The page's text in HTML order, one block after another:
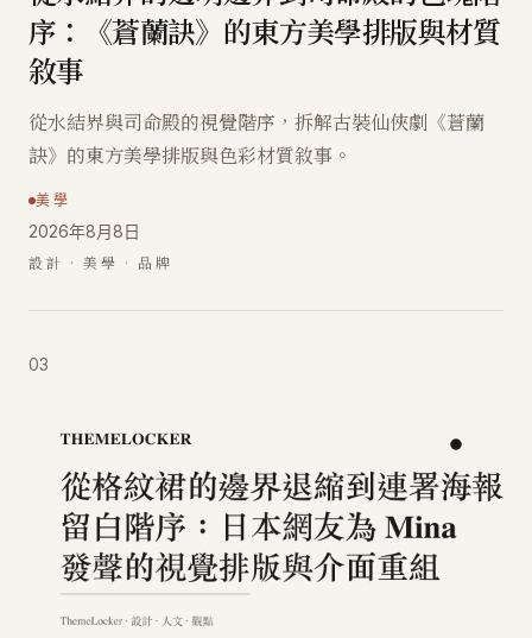
序：《蒼蘭訣》的東方美學排版與材質
敘事
從水結界與司命殿的視覺階序，拆解古裝仙俠劇《蒼蘭
訣》的東方美學排版與色彩材質敘事。
美學
2026年8月8日
設計 · 美學 · 品牌
03